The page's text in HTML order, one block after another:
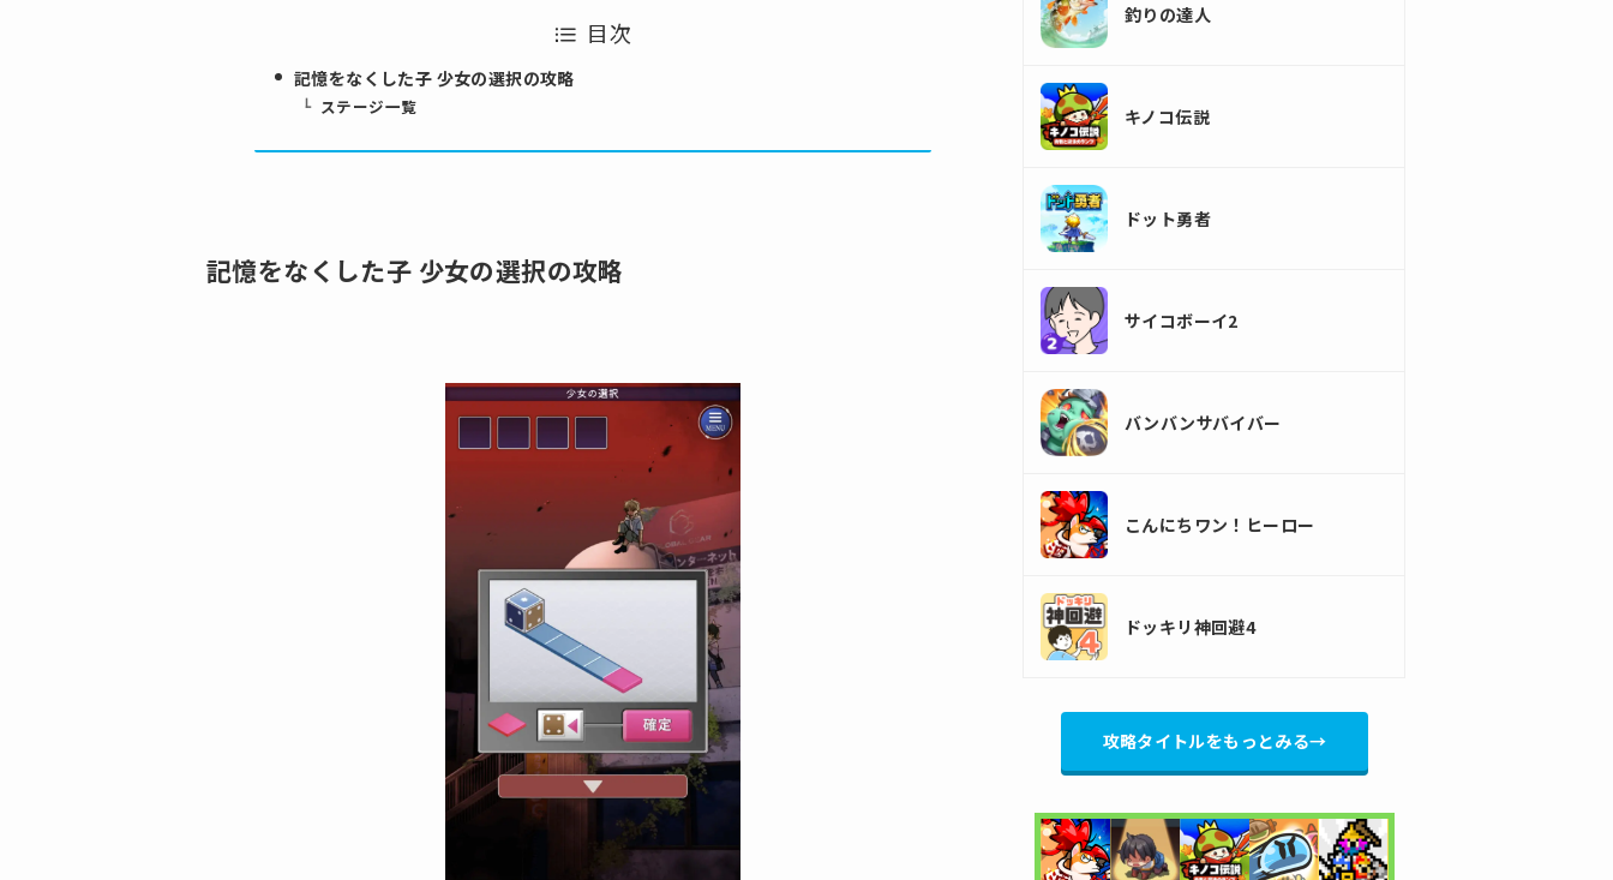
目次
記憶をなくした子 少女の選択の攻略
ステージ一覧
記憶をなくした子 少女の選択の攻略
釣りの達人
キノコ伝説
ドット勇者
サイコボーイ2
バンバンサバイバー
こんにちワン！ヒーロー
ドッキリ神回避4
攻略タイトルをもっとみる→